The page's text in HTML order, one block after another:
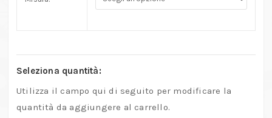
Seleziona quantità:
Utilizza il campo qui di seguito per modificare la
quantità da aggiungere al carrello.